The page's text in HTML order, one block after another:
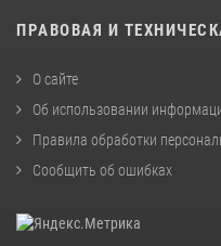
ПРАВОВАЯ И
О сайте
Об использовании
Правила обработки
Сообщить об ошибках